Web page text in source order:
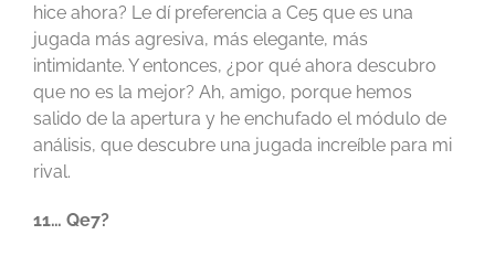
hice ahora? Le dí preferencia a Ce5 que es una
jugada más agresiva, más elegante, más
intimidante. Y entonces, ¿por qué ahora descubro
que no es la mejor? Ah, amigo, porque hemos
salido de la apertura y he enchufado el módulo de
análisis, que descubre una jugada increíble para mi
rival.
11… Qe7?